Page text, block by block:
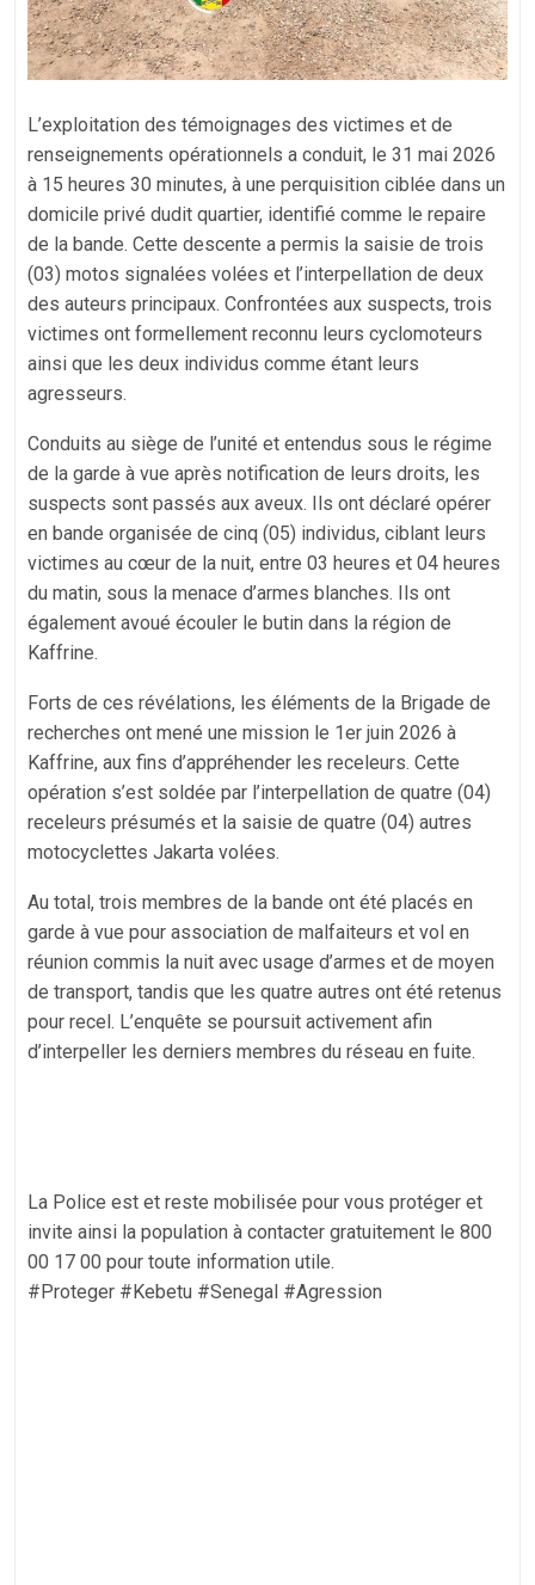
L’exploitation des témoignages des victimes et de
renseignements opérationnels a conduit, le 31 mai 2026
à 15 heures 30 minutes, à une perquisition ciblée dans un
domicile privé dudit quartier, identifié comme le repaire
de la bande. Cette descente a permis la saisie de trois
(03) motos signalées volées et l’interpellation de deux
des auteurs principaux. Confrontées aux suspects, trois
victimes ont formellement reconnu leurs cyclomoteurs
ainsi que les deux individus comme étant leurs
agresseurs.
Conduits au siège de l’unité et entendus sous le régime
de la garde à vue après notification de leurs droits, les
suspects sont passés aux aveux. Ils ont déclaré opérer
en bande organisée de cinq (05) individus, ciblant leurs
victimes au cœur de la nuit, entre 03 heures et 04 heures
du matin, sous la menace d’armes blanches. Ils ont
également avoué écouler le butin dans la région de
Kaffrine.
Forts de ces révélations, les éléments de la Brigade de
recherches ont mené une mission le 1er juin 2026 à
Kaffrine, aux fins d’appréhender les receleurs. Cette
opération s’est soldée par l’interpellation de quatre (04)
receleurs présumés et la saisie de quatre (04) autres
motocyclettes Jakarta volées.
Au total, trois membres de la bande ont été placés en
garde à vue pour association de malfaiteurs et vol en
réunion commis la nuit avec usage d’armes et de moyen
de transport, tandis que les quatre autres ont été retenus
pour recel. L’enquête se poursuit activement afin
d’interpeller les derniers membres du réseau en fuite.
La Police est et reste mobilisée pour vous protéger et
invite ainsi la population à contacter gratuitement le 800
00 17 00 pour toute information utile.
#Proteger #Kebetu #Senegal #Agression